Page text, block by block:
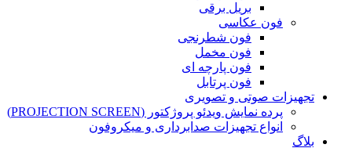
بریل برقی
فون عکاسی
فون شطرنجی
فون مخمل
فون پارچه ای
فون پرتابل
تجهیزات صوتی و تصویری
پرده نمایش ویدئو پروژکتور (PROJECTION SCREEN)
انواع تجهیزات صدابرداری و میکروفون
بلاگ